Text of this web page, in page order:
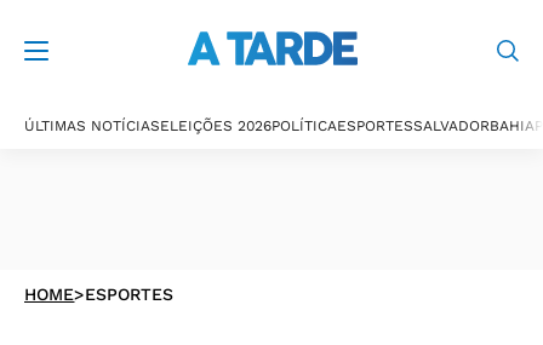
ÚLTIMAS NOTÍCIASELEIÇÕES 2026POLÍTICAESPORTESSALVADORBAHIA
HOME>ESPORTES